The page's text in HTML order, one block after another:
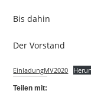
Bis dahin
Der Vorstand
EinladungMV2020
Teilen mit: